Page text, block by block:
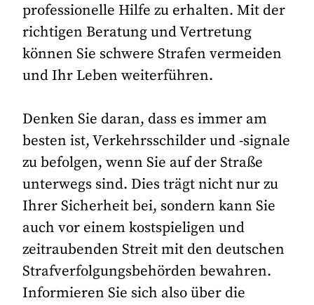
professionelle Hilfe zu erhalten. Mit der
richtigen Beratung und Vertretung
können Sie schwere Strafen vermeiden
und Ihr Leben weiterführen.
Denken Sie daran, dass es immer am
besten ist, Verkehrsschilder und -signale
zu befolgen, wenn Sie auf der Straße
unterwegs sind. Dies trägt nicht nur zu
Ihrer Sicherheit bei, sondern kann Sie
auch vor einem kostspieligen und
zeitraubenden Streit mit den deutschen
Strafverfolgungsbehörden bewahren.
Informieren Sie sich also über die